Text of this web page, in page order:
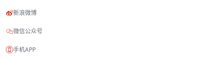
新浪微博
微信公众号
手机APP